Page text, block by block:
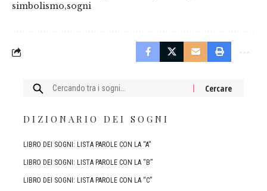
simbolismo sogni
Cercare:
DIZIONARIO DEI SOGNI
LIBRO DEI SOGNI: LISTA PAROLE CON LA “A”
LIBRO DEI SOGNI: LISTA PAROLE CON LA “B”
LIBRO DEI SOGNI: LISTA PAROLE CON LA “C”